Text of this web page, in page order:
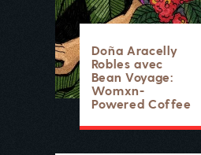
Doña Aracelly
Robles avec
Bean Voyage:
Womxn-
Powered Coffee